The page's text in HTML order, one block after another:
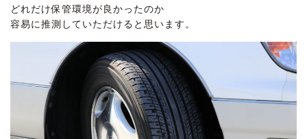
どれだけ保管環境が良かったのか
容易に推測していただけると思います。